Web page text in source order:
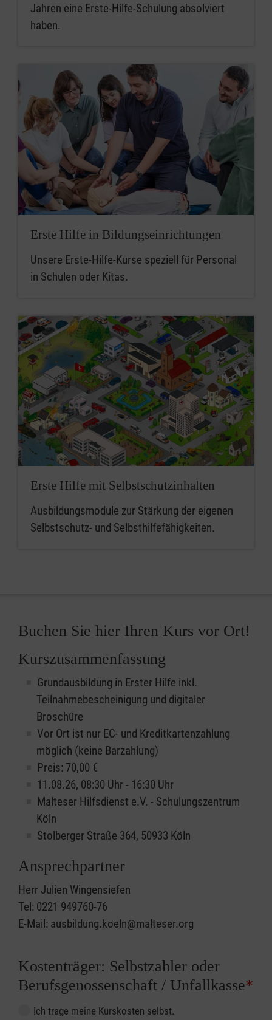
Jahren eine Erste-Hilfe-Schulung absolviert
haben.
Erste Hilfe in Bildungseinrichtungen
Unsere Erste-Hilfe-Kurse speziell für Personal
in Schulen oder Kitas.
Erste Hilfe mit Selbstschutzinhalten
Ausbildungsmodule zur Stärkung der eigenen
Selbstschutz- und Selbsthilfefähigkeiten.
Buchen Sie hier Ihren Kurs vor Ort!
Kurszusammenfassung
Grundausbildung in Erster Hilfe inkl.
Teilnahmebescheinigung und digitaler
Broschüre
Vor Ort ist nur EC- und Kreditkartenzahlung
möglich (keine Barzahlung)
Preis: 70,00 €
11.08.26, 08:30 Uhr - 16:30 Uhr
Malteser Hilfsdienst e.V. - Schulungszentrum
Köln
Stolberger Straße 364, 50933 Köln
Ansprechpartner
Herr Julien Wingensiefen
Tel: 0221 949760-76
E-Mail: ausbildung.koeln@malteser.org
Kostenträger: Selbstzahler oder
Berufsgenossenschaft / Unfallkasse*
Ich trage meine Kurskosten selbst.